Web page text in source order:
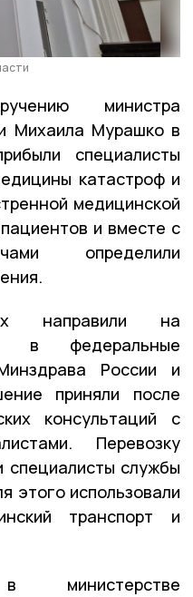
министра
Михаила Мурашко в
специалисты
катастроф и
медицинской
и вместе с
определили
направили на
в федеральные
России и
приняли после
консультаций с
Перевозку
специалисты службы
этого использовали
транспорт и